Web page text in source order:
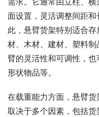
面设置，灵活调整间距
此，悬臂货架特别适合
材、木材、建材、塑料
臂的灵活性和可调性，
形状物品等。
在载重能力方面，悬臂
取决于多个因素，包括